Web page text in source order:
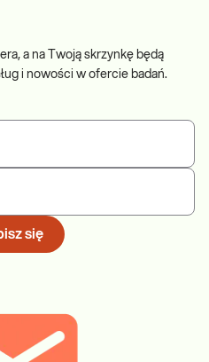
a na Twoją skrzynkę będą
i nowości w ofercie badań.
się